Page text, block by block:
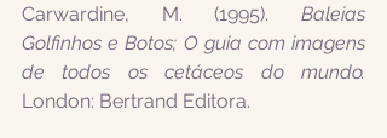
Carwardine, M. (1995). Baleias
Golfinhos e Botos; O guia com imagens
London: Bertrand Editora.